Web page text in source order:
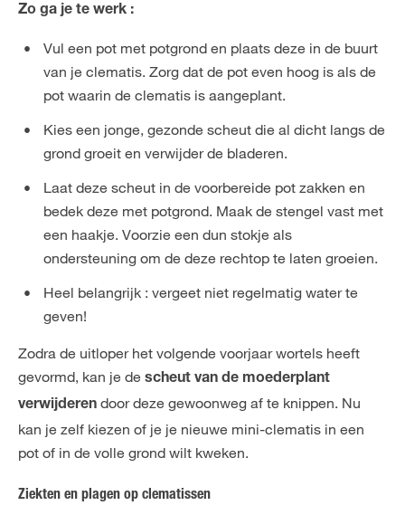
Zo ga je te werk :
Vul een pot met potgrond en plaats deze in de buurt
van je clematis. Zorg dat de pot even hoog is als de
pot waarin de clematis is aangeplant.
Kies een jonge, gezonde scheut die al dicht langs de
grond groeit en verwijder de bladeren.
Laat deze scheut in de voorbereide pot zakken en
bedek deze met potgrond. Maak de stengel vast met
een haakje. Voorzie een dun stokje als
ondersteuning om de deze rechtop te laten groeien.
Heel belangrijk : vergeet niet regelmatig water te
geven!
Zodra de uitloper het volgende voorjaar wortels heeft
gevormd, kan je de scheut van de moederplant
verwijderen door deze gewoonweg af te knippen. Nu
kan je zelf kiezen of je je nieuwe mini-clematis in een
pot of in de volle grond wilt kweken.
Ziekten en plagen op clematissen